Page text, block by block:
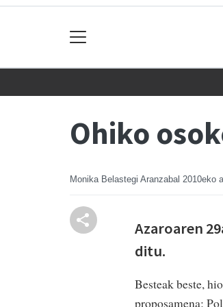
Ohiko
Monika Belastegi Aranzabal 2010eko
Azaroaren
ditu.
Besteak beste,
proposamena;